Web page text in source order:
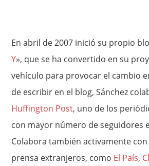
En abril de 2007 inició su propio
Y», que se ha convertido en su
vehículo para provocar el cambio
de escribir en el blog, Sánchez
Huffington Post, uno de los
con mayor número de seguidores
Colabora también activamente
prensa extranjeros, comoEl País,